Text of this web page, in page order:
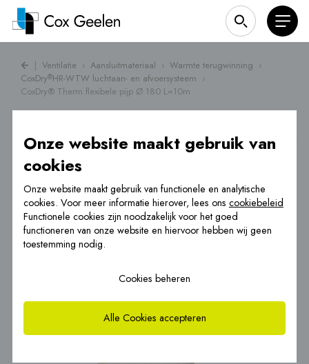
| Ventilatie › Aansluitmateriaal › Warmte terugwinning ›
CoxDry®HR-WTW luchtaan- en afvoersysteem ›
CoxDry® Therm flexibele pijp Ø 180 L=10m
Onze website maakt gebruik van
cookies
Onze website maakt gebruik van functionele en analytische
cookies. Voor meer informatie hierover, lees ons cookiebeleid
Functionele cookies zijn noodzakelijk voor het goed
functioneren van onze website en hiervoor hebben wij geen
toestemming nodig.
Cookies beheren
Alle Cookies accepteren